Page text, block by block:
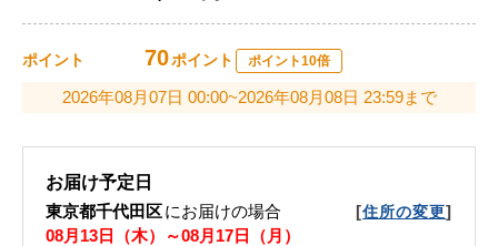
ポイント 70ポイント ポイント10倍
2026年08月07日 00:00~2026年08月08日 23:59まで
お届け予定日
東京都千代田区にお届けの場合 [住所の変更]
08月13日（木）～08月17日（月）